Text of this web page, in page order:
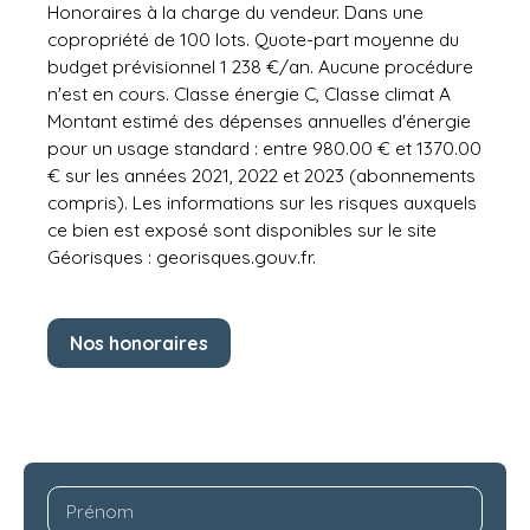
Honoraires à la charge du vendeur. Dans une
copropriété de 100 lots. Quote-part moyenne du
budget prévisionnel 1 238 €/an. Aucune procédure
n'est en cours. Classe énergie C, Classe climat A
Montant estimé des dépenses annuelles d'énergie
pour un usage standard : entre 980.00 € et 1370.00
€ sur les années 2021, 2022 et 2023 (abonnements
compris). Les informations sur les risques auxquels
ce bien est exposé sont disponibles sur le site
Géorisques : georisques.gouv.fr.
Nos honoraires
Prénom